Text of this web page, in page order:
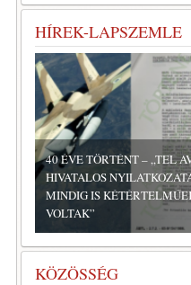
HÍREK-LAPSZEMLE
40 ÉVE TÖRTÉNT – „TEL
HIVATALOS
MINDIG IS
VOLTAK”
KÖZÖSSÉG